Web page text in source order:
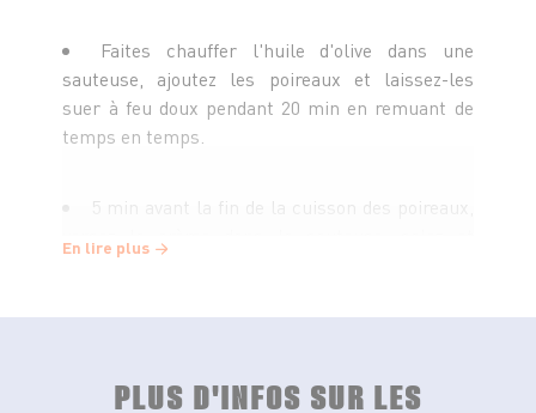
Faites chauffer l'huile d'olive dans une
sauteuse, ajoutez les poireaux et laissez-les
suer à feu doux pendant 20 min en remuant de
temps en temps.
5 min avant la fin de la cuisson des poireaux,
poivrez, mélangez et terminez la cuisson à feu
saladier et laissez-les refroidir.
En lire plus
PLUS D'INFOS SUR LES